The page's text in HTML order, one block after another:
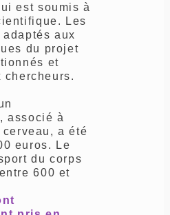
est soumis à
Les
aux
du projet
et
chercheurs.
associé à
cerveau, a été
euros. Le
du corps
600 et